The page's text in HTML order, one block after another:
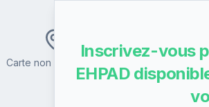
Carte non disponible
Inscrivez-vous
EHPAD